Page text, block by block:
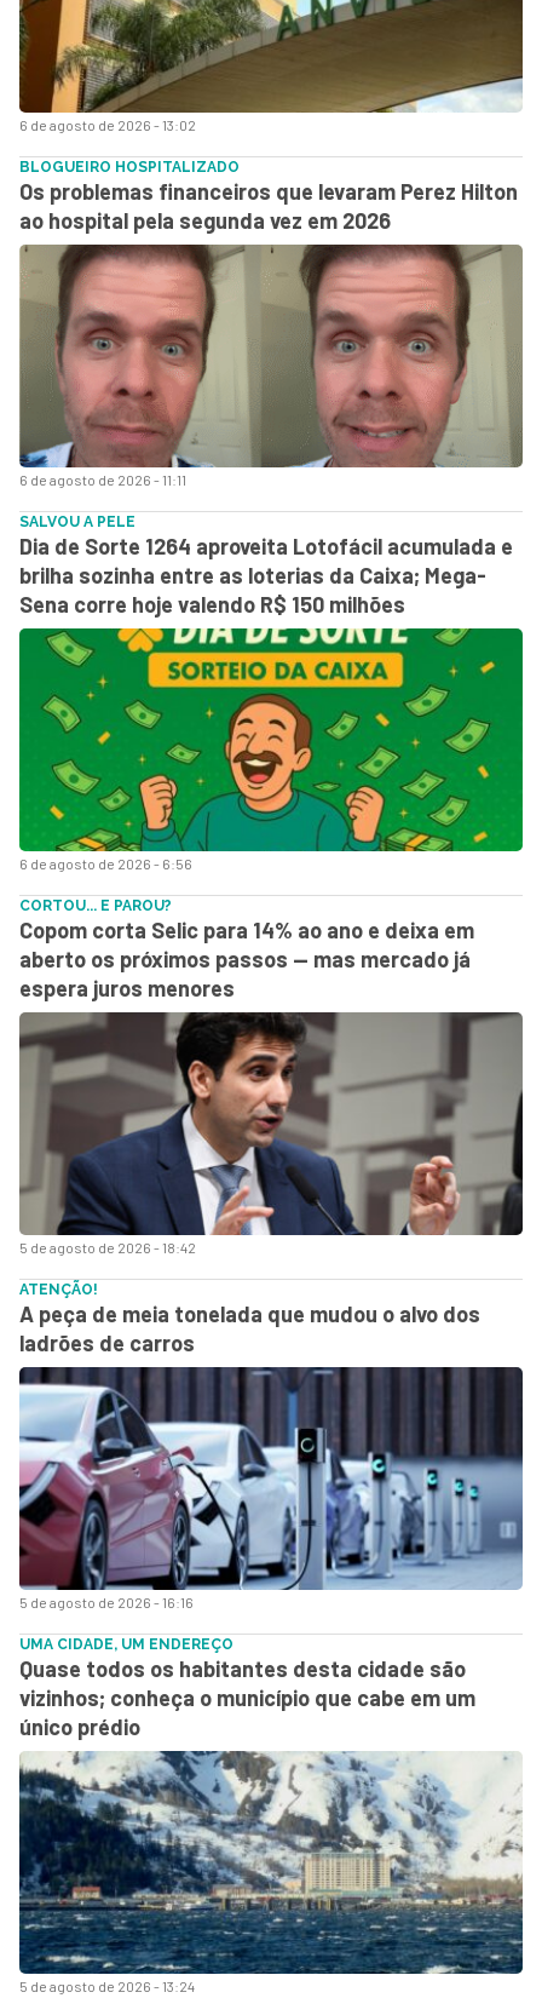
6 de agosto de 2026 - 13:02
6 de agosto de 2026 - 11:11
BLOGUEIRO HOSPITALIZADO
Os problemas financeiros que levaram Perez Hilton
ao hospital pela segunda vez em 2026
6 de agosto de 2026 - 6:56
SALVOU A PELE
Dia de Sorte 1264 aproveita Lotofácil acumulada e
brilha sozinha entre as loterias da Caixa; Mega-
Sena corre hoje valendo R$ 150 milhões
5 de agosto de 2026 - 18:42
CORTOU... E PAROU?
Copom corta Selic para 14% ao ano e deixa em
aberto os próximos passos — mas mercado já
espera juros menores
5 de agosto de 2026 - 16:16
ATENÇÃO!
A peça de meia tonelada que mudou o alvo dos
ladrões de carros
5 de agosto de 2026 - 13:24
UMA CIDADE, UM ENDEREÇO
Quase todos os habitantes desta cidade são
vizinhos; conheça o município que cabe em um
único prédio